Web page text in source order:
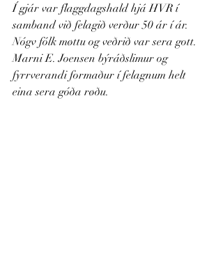
Í gjár var flaggdagshald hjá HVR í
samband við felagið verður 50 ár í ár.
Nógv fólk møttu og veðrið var sera gott.
Marni E. Joensen býráðslimur og
fyrrverandi formaður í felagnum helt
eina sera góða røðu.